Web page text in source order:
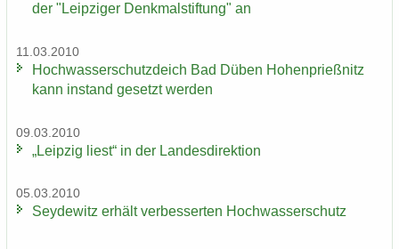
der "Leip­zi­ger Denk­mal­stif­tung" an
11.03.2010
Hoch­was­ser­schutz­deich Bad Düben Ho­hen­prieß­nitz
kann in­stand ge­setzt wer­den
09.03.2010
„Leip­zig liest“ in der Lan­des­di­rek­ti­on
05.03.2010
Sey­de­witz er­hält ver­bes­ser­ten Hoch­was­ser­schutz